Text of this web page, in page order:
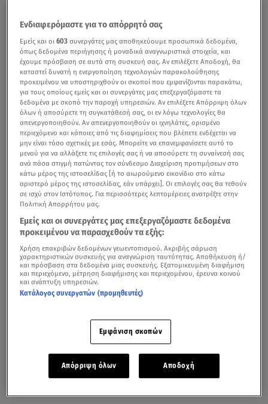
Ενδιαφερόμαστε για το απόρρητό σας
Εμείς και οι603 συνεργάτες μας αποθηκεύουμε προσωπικά δεδομένα,
όπως δεδομένα περιήγησης ή μοναδικά αναγνωριστικά στοιχεία, και
έχουμε πρόσβαση σε αυτά στη συσκευή σας. Αν επιλέξετε Αποδοχή, θα
καταστεί δυνατή η ενεργοποίηση τεχνολογιών παρακολούθησης
προκειμένου να υποστηριχθούν οι σκοποί που εμφανίζονται παρακάτω,
για τους οποίους εμείς και οι συνεργάτες μας επεξεργαζόμαστε τα
δεδομένα με σκοπό την παροχή υπηρεσιών. Αν επιλέξετε Απόρριψη όλων
όλων ή αποσύρετε τη συγκατάθεσή σας, οι εν λόγω τεχνολογίες θα
απενεργοποιηθούν. Αν απενεργοποιηθούν οι ιχνηλάτες, ορισμένο
περιεχόμενο και κάποιες από τις διαφημίσεις που βλέπετε ενδέχεται να
μην είναι τόσο σχετικές με εσάς. Μπορείτε να επανεμφανίσετε αυτό το
μενού για να αλλάξετε τις επιλογές σας ή να αποσύρετε τη συναίνεσή σας
ανά πάσα στιγμή πατώντας τον σύνδεσμο Διαχείριση προτιμήσεων στο
κάτω μέρος της ιστοσελίδας [ή το αιωρούμενο εικονίδιο στο κάτω
αριστερό μέρος της ιστοσελίδας, εάν υπάρχει]. Οι επιλογές σας θα τεθούν
σε ισχύ στον Ιστότοπος. Για περισσότερες λεπτομέρειες ανατρέξτε στην
Πολιτική Απορρήτου μας.
Εμείς και οι συνεργάτες μας επεξεργαζόμαστε δεδομένα
προκειμένου να παρασχεθούν τα εξής:
Χρήση επακριβών δεδομένων γεωεντοπισμού. Ακριβής σάρωση
χαρακτηριστικών συσκευής για αναγνώριση ταυτότητας. Αποθήκευση ή/
και πρόσβαση στα δεδομένα μιας συσκευής. Εξατομικευμένη διαφήμιση
και περιεχόμενο, μέτρηση διαφήμισης και περιεχομένου, έρευνα κοινού
και ανάπτυξη υπηρεσιών.
Κατάλογος συνεργατών (προμηθευτές)
Εμφάνιση σκοπών
Απόρριψη όλων Αποδοχή